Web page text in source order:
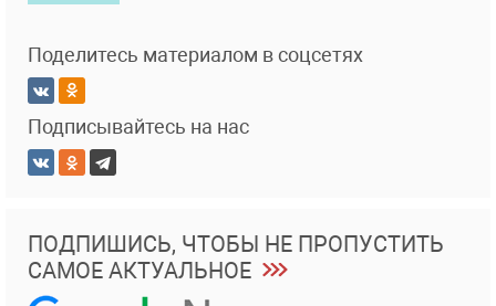
Поделитесь материалом в соцсетях
Подписывайтесь на нас
ПОДПИШИСЬ, ЧТОБЫ НЕ ПРОПУСТИТЬ
САМОЕ АКТУАЛЬНОЕ